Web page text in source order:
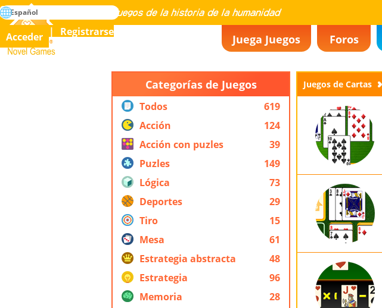
Novel Games
Maestría en todos los juegos de la historia de la humanidad
búsqueda
Juega Juegos Foros
Acceder Registrarse
Español
Categorías de Juegos
Todos
619
Acción
124
Acción con puzles
39
Puzles
149
Lógica
73
Deportes
29
Tiro
15
Mesa
61
Estrategia abstracta
48
Estrategia
96
Memoria
28
Juegos de Cartas